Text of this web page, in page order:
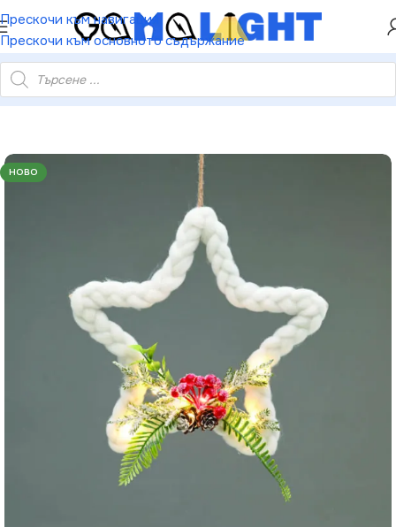
Прескочи към навигация
Прескочи към основното съдържание
НАМАЛЕНИЕ ОТ 5%
– 10 LED медна тел топло бат. (2×AA) IP20 30см 0.3м кабел
НОВО